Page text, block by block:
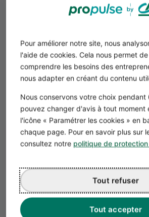
Pour améliorer notre site, nous
l'aide de cookies. Cela nous permet
comprendre les besoins des
nous adapter en créant du contenu
Nous conservons votre choix pendant
pouvez changer d'avis à tout moment
l'icône « Paramétrer les cookies » en
chaque page. Pour en savoir plus sur
consultez notre politique de
Tout accepter
Tout refuser
Réalisez votre
EN QUELQUES
1 Choisissez votre
Répondez à quelques